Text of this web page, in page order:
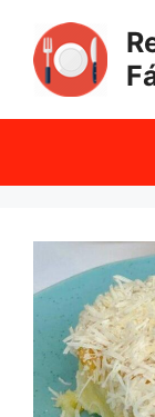
para
conteúdo